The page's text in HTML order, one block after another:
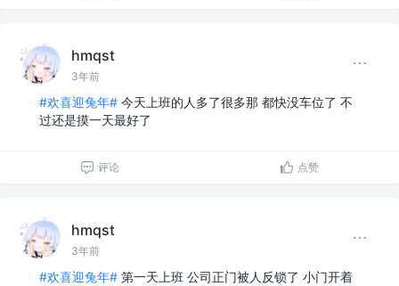
hmqst
3年前
#欢喜迎兔年# 今天上班的人多了很多那 都快没车位了 不
过还是摸一天最好了
评论 点赞
hmqst
3年前
#欢喜迎兔年# 第一天上班 公司正门被人反锁了 小门开着